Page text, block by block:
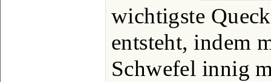
wichtigste
entsteht, indem
Schwefel innig